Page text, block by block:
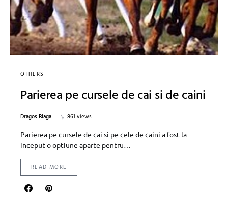
OTHERS
Parierea pe cursele de cai si de caini
Dragos Blaga
861 views
Parierea pe cursele de cai si pe cele de caini a fost la
inceput o optiune aparte pentru…
READ MORE